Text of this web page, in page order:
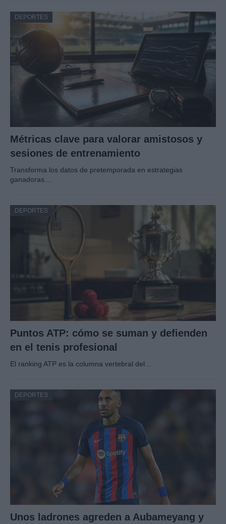
DEPORTES
Métricas clave para valorar amistosos y
sesiones de entrenamiento
Transforma los datos de pretemporada en estrategias
ganadoras…
DEPORTES
Puntos ATP: cómo se suman y defienden
en el tenis profesional
El ranking ATP es la columna vertebral del…
DEPORTES
Unos ladrones agreden a Aubameyang y